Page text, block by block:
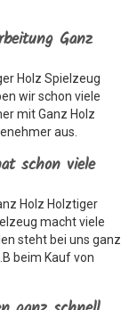
Ganz
Holz Spielzeug
wir schon viele
mit Ganz Holz
aus.
schon viele
Holz Holztiger
macht viele
steht bei uns ganz
beim Kauf von